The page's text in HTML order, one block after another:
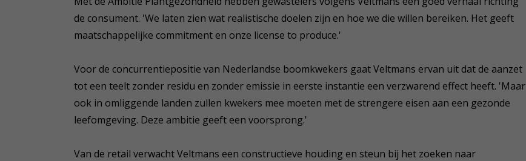
de consument. 'We laten zien wat realistische doelen zijn en hoe we die willen bereiken. Het geeft
maatschappelijke commitment en onze license to produce.'
Voor de concurrentiepositie van Nederlandse boomkwekers gaat Veltmans ervan uit dat de aanzet
tot een teelt zonder residu en zonder emissie in eerste instantie een verzwarend effect heeft. 'Maar
ook in omliggende landen zullen kwekers mee moeten met de strengere eisen aan een gezonde
leefomgeving. Deze ambitie geeft een voorsprong.'
Van de retail verwacht Veltmans een constructieve houding en steun bij het zoeken naar